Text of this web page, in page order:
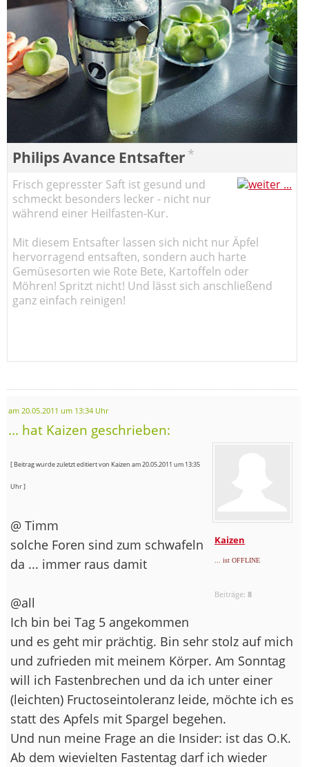
Philips Avance Entsafter *
Frisch gepresster Saft ist gesund und
schmeckt besonders lecker - nicht nur
während einer Heilfasten-Kur.
Mit diesem Entsafter lassen sich nicht nur Äpfel
hervorragend entsaften, sondern auch harte
Gemüsesorten wie Rote Bete, Kartoffeln oder
Möhren! Spritzt nicht! Und lässt sich anschließend
ganz einfach reinigen!
am 20.05.2011 um 13:34 Uhr
... hat Kaizen geschrieben:
Kaizen
... ist OFFLINE
Beiträge:8
[ Beitrag wurde zuletzt editiert von Kaizen am 20.05.2011 um 13:35
Uhr ]
@ Timm
solche Foren sind zum schwafeln
da ... immer raus damit
@all
Ich bin bei Tag 5 angekommen
und es geht mir prächtig. Bin sehr stolz auf mich
und zufrieden mit meinem Körper. Am Sonntag
will ich Fastenbrechen und da ich unter einer
(leichten) Fructoseintoleranz leide, möchte ich es
statt des Apfels mit Spargel begehen.
Und nun meine Frage an die Insider: ist das O.K.
Ab dem wievielten Fastentag darf ich wieder